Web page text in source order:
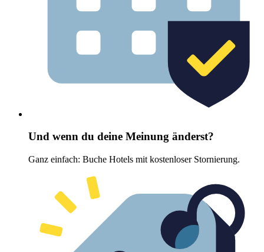
Und wenn du deine Meinung änderst?
Ganz einfach: Buche Hotels mit kostenloser Stornierung.